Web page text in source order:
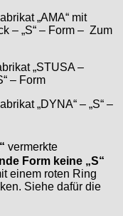
„AMA“ mit
– „S“ – Form – Zum
„STUSA –
– Form
„DYNA“ – „S“ –
vermerkte
Form keine „S“
einem roten Ring
Siehe dafür die